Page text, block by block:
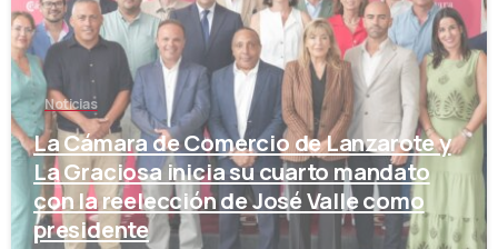
Noticias
La Cámara de Comercio de Lanzarote y
La Graciosa inicia su cuarto mandato
con la reelección de José Valle como
presidente